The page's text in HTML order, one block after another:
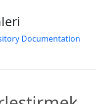
Documentation